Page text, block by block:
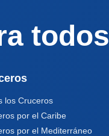
todos
los Cruceros
por el Caribe
por el Mediterráneo